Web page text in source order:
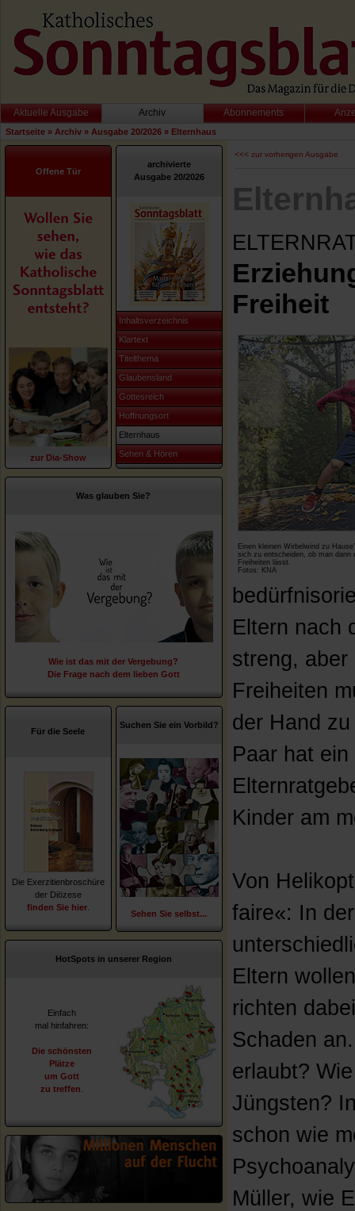
Aktuelle Ausgabe Archiv Abonnements
Startseite » Archiv » Ausgabe 20/2026 » Elternhaus
Offene Tür
zur Dia-Show
archivierte
Ausgabe 20/2026
Inhaltsverzeichnis
Klartext
Titelthema
Glaubensland
Gottesreich
Hoffnungsort
Elternhaus
Sehen & Hören
Was glauben Sie?
Wie ist das mit der Vergebung?
Die Frage nach dem lieben Gott
Für die Seele
Die Exerzitienbroschüre
der Diözese
finden Sie hier
Suchen Sie ein Vorbild?
Sehen Sie selbst...
HotSpots in unserer Region
Einfach
mal hinfahren:
Die schönsten
Plätze
um Gott
zu treffen
<<< zur vorherigen Ausgabe
Freiheit
Einen kleinen Wirbelwind zu
sich zu entscheiden, ob man dann
Freiheiten lässt.
Fotos: KNA
Eltern nach
streng, aber
Freiheiten
der Hand
Paar hat
Kinder am
Von
faire«: In
Eltern
richten
Schaden
erlaubt?
Jüngsten?
schon wie
Müller, wie